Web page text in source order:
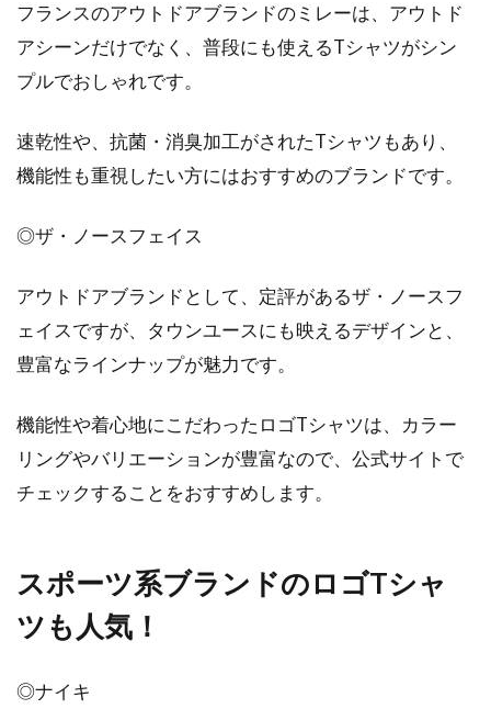
フランスのアウトドアブランドのミレーは、アウトド
アシーンだけでなく、普段にも使えるTシャツがシン
プルでおしゃれです。
速乾性や、抗菌・消臭加工がされたTシャツもあり、
機能性も重視したい方にはおすすめのブランドです。
◎ザ・ノースフェイス
アウトドアブランドとして、定評があるザ・ノースフ
ェイスですが、タウンユースにも映えるデザインと、
豊富なラインナップが魅力です。
機能性や着心地にこだわったロゴTシャツは、カラー
リングやバリエーションが豊富なので、公式サイトで
チェックすることをおすすめします。
スポーツ系ブランドのロゴTシャ
ツも人気！
◎ナイキ